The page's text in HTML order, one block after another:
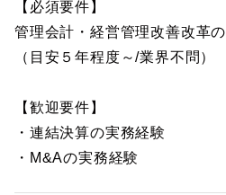
【必須要件】
管理会計・経営管理改善改革
（目安５年程度～/業界不問）
【歓迎要件】
・連結決算の実務経験
・M&Aの実務経験